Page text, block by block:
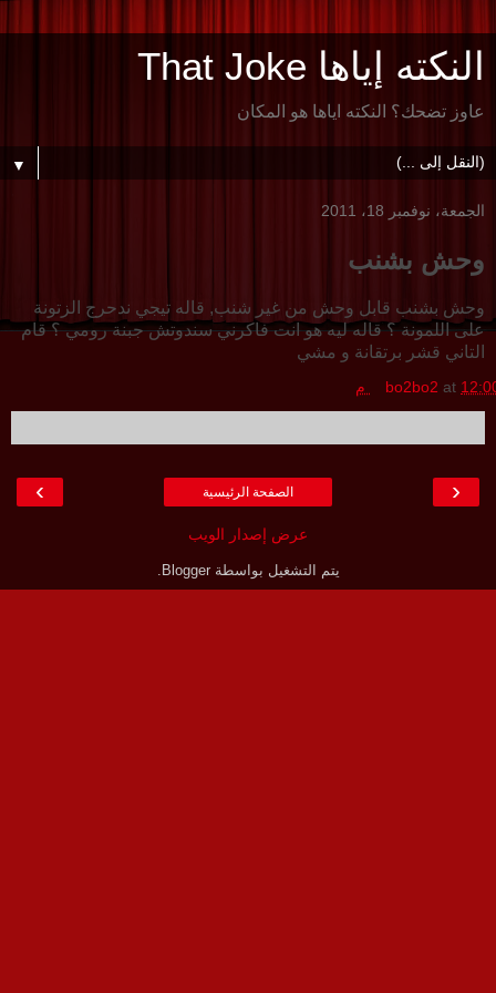
النكته إياها That Joke
عاوز تضحك؟ النكته اياها هو المكان
▼
الجمعة، نوفمبر 18، 2011
وحش بشنب
وحش بشنب قابل وحش من غير شنب, قاله تيجي ندحرج الزتونة
على اللمونة ؟ قاله ليه هو انت فاكرني سندوتش جبنة رومي ؟ قام
التاني قشر برتقانة و مشي
bo2bo2 at م
‹
› الصفحة الرئيسية
عرض إصدار الويب
يتم التشغيل بواسطةBlogger